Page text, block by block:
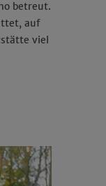
betreut.
auf
viel